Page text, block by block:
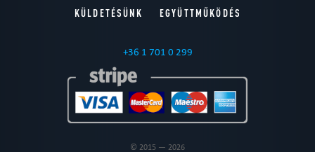
KÜLDETÉSÜNK EGYÜTTMŰKÖDÉS
+36 1 701 0 299
© 2015 — 2026